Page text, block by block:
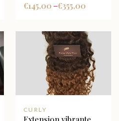
145,00
€ – 355,00
€
CURLY